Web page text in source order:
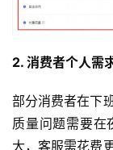
2. 消费者个人需
部分消费者在下
质量问题需要在
大，客服需花费